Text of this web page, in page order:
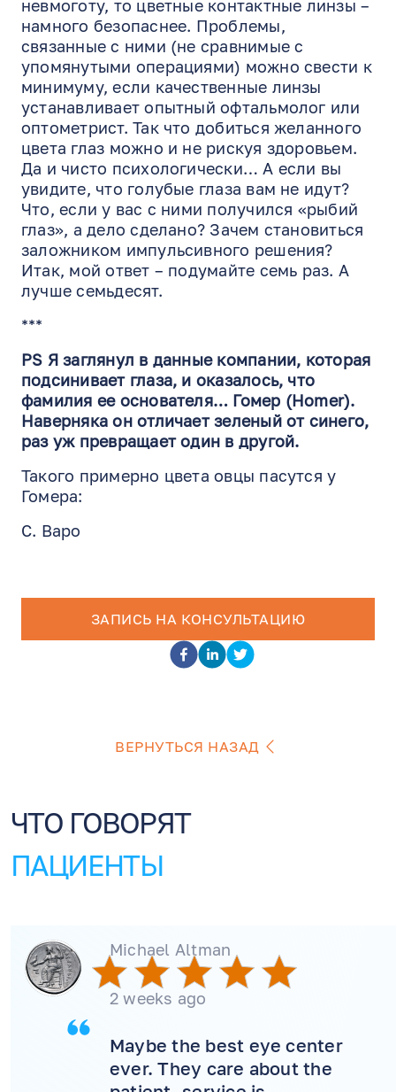
невмоготу, то цветные контактные линзы –
намного безопаснее. Проблемы,
связанные с ними (не сравнимые с
упомянутыми операциями) можно свести к
минимуму, если качественные линзы
устанавливает опытный офтальмолог или
оптометрист. Так что добиться желанного
цвета глаз можно и не рискуя здоровьем.
Да и чисто психологически… А если вы
увидите, что голубые глаза вам не идут?
Что, если у вас с ними получился «рыбий
глаз», а дело сделано? Зачем становиться
заложником импульсивного решения?
Итак, мой ответ – подумайте семь раз. А
лучше семьдесят.
***
PS Я заглянул в данные компании, которая
подсинивает глаза, и оказалось, что
фамилия ее основателя… Гомер (Homer).
Наверняка он отличает зеленый от синего,
раз уж превращает один в другой.
Такого примерно цвета овцы пасутся у
Гомера:
C. Варо
ЗАПИСЬ НА КОНСУЛЬТАЦИЮ
ВЕРНУТЬСЯ НАЗАД
ЧТО ГОВОРЯТ
ПАЦИЕНТЫ
Michael Altman
2 weeks ago
Maybe the best eye center
ever. They care about the